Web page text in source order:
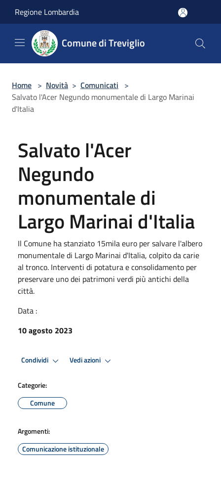
Regione Lombardia
Comune di Treviglio
Home > Novità > Comunicati >
Salvato l'Acer Negundo monumentale di Largo Marinai
d'Italia
Salvato l'Acer
Negundo
monumentale di
Largo Marinai d'Italia
Il Comune ha stanziato 15mila euro per salvare l'albero
monumentale di Largo Marinai d'Italia, colpito da carie
al tronco. Interventi di potatura e consolidamento per
preservare uno dei patrimoni verdi più antichi della
città.
Data :
10 agosto 2023
Condividi Vedi azioni
Categorie:
Comune
Argomenti:
Comunicazione istituzionale